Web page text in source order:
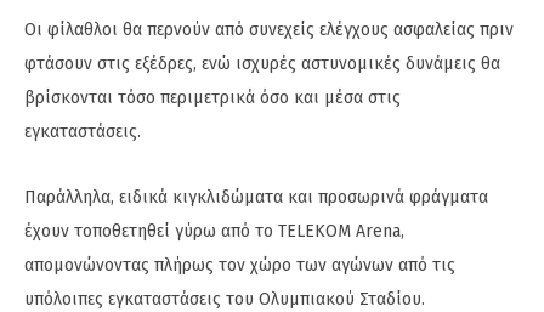
Οι φίλαθλοι θα περνούν από συνεχείς ελέγχους ασφαλείας πριν
φτάσουν στις εξέδρες, ενώ ισχυρές αστυνομικές δυνάμεις θα
βρίσκονται τόσο περιμετρικά όσο και μέσα στις
εγκαταστάσεις.
Παράλληλα, ειδικά κιγκλιδώματα και προσωρινά φράγματα
έχουν τοποθετηθεί γύρω από το TELEKOM Arena,
απομονώνοντας πλήρως τον χώρο των αγώνων από τις
υπόλοιπες εγκαταστάσεις του Ολυμπιακού Σταδίου.